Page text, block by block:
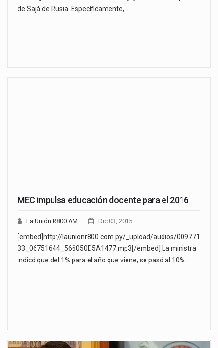
de Sajá de Rusia. Específicamente,…
MEC impulsa educación docente para el 2016
La Unión R800 AM Dic 03, 2015
[embed]http://launionr800.com.py/_upload/audios/009771
33_06751644_566050D5A1477.mp3[/embed] La ministra
indicó que del 1% para el año que viene, se pasó al 10%…